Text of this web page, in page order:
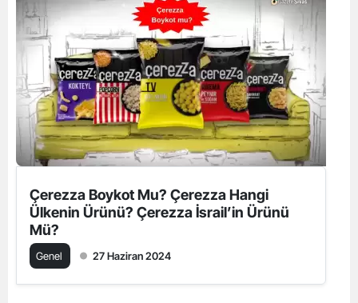
Çerezza Boykot Mu? Çerezza Hangi
Ülkenin Ürünü? Çerezza İsrail’in Ürünü
Mü?
Genel 27 Haziran 2024